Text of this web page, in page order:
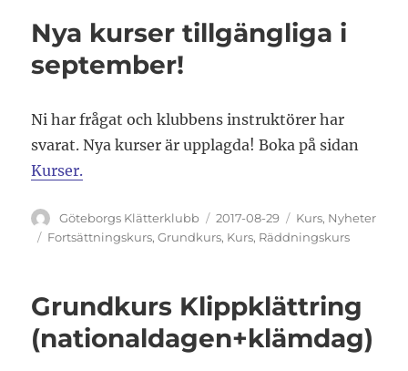
Nya kurser tillgängliga i
september!
Ni har frågat och klubbens instruktörer har
svarat. Nya kurser är upplagda! Boka på sidan
Kurser.
Författare
Göteborgs Klätterklubb
Publicerat
den
2017-08-29 Kategorier
Kurs, Nyheter
Etiketter
Fortsättningskurs,Grundkurs, Kurs, Räddningskurs
Grundkurs Klippklättring
(nationaldagen+klämdag)